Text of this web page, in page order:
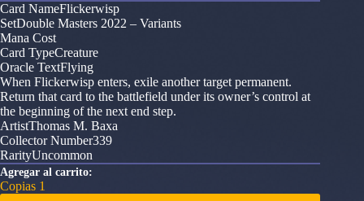
Card NameFlickerwisp
SetDouble Masters 2022 – Variants
Mana Cost
Card TypeCreature
Oracle TextFlying
When Flickerwisp enters, exile another target permanent.
Return that card to the battlefield under its owner’s control at
the beginning of the next end step.
ArtistThomas M. Baxa
Collector Number339
RarityUncommon
Agregar al carrito:
Copias 1